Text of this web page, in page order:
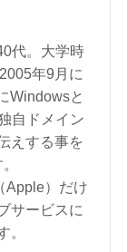
代。大学時
年9月に
Windowsと
自ドメイン
えする事を
Apple）だけ
サービスに
。